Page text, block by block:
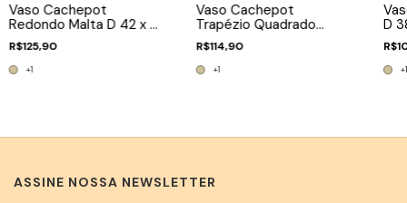
Vaso Cachepot
Redondo Malta D 42 x A
33cm (Polietileno)
R$125,90
+1
Vaso Cachepot
Trapézio Quadrado
Malta D 30 x A 30cm
(Polietileno)
R$114,90
+1
D
+1
ASSINE NOSSA NEWSLETTER